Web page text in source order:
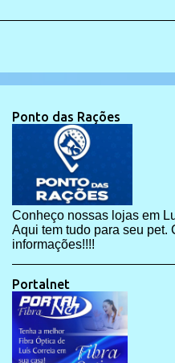
Ponto das Rações
Conheço nossas lojas em
Aqui tem tudo para seu pet.
informações!!!!
Portalnet